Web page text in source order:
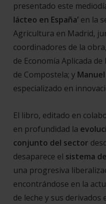
presentado este
lácteo en España’en la
Agricultura en Madrid,
coordinadores de la obra,
de Economía Aplicada
de Compostela; y
especializado en
El libro, editado en
en profundidad la
conjunto del sector
desaparece el sistema
una progresiva
encontrándose en la
de leche y sus